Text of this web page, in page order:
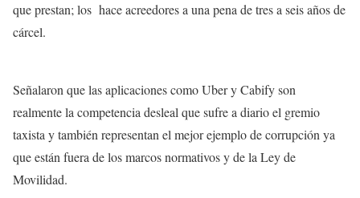
que prestan; los hace acreedores a una pena de tres a seis años de
cárcel.
Señalaron que las aplicaciones como Uber y Cabify son
realmente la competencia desleal que sufre a diario el gremio
taxista y también representan el mejor ejemplo de corrupción ya
que están fuera de los marcos normativos y de la Ley de
Movilidad.